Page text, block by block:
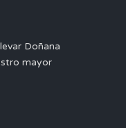
Doñana
mayor